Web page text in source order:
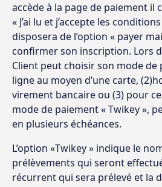
accède à la page de paiement il
« J’ai lu et j’accepte les
disposera de l’option « payer
confirmer son inscription. Lors
Client peut choisir son mode de
ligne au moyen d’une carte,
virement bancaire ou (3) pour
mode de paiement « Twikey »,
en plusieurs échéances.
L’option «Twikey » indique le
prélèvements qui seront
récurrent qui sera prélevé et la